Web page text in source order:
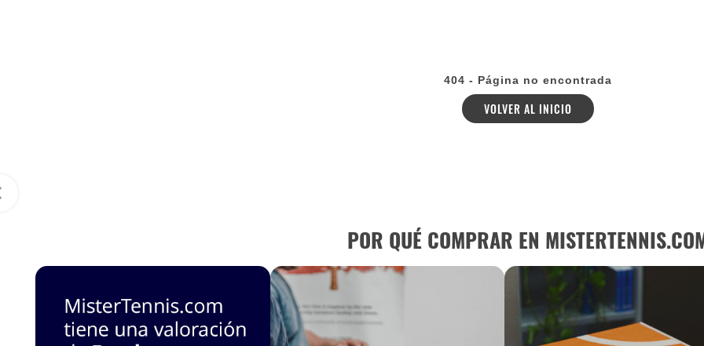
404 - Página no encontrada
VOLVER AL INICIO
POR QUÉ COMPRAR EN